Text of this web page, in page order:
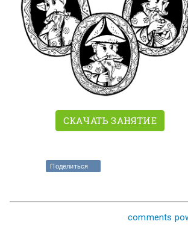
СКАЧАТЬ ЗАНЯТИЕ
Поделиться
comments